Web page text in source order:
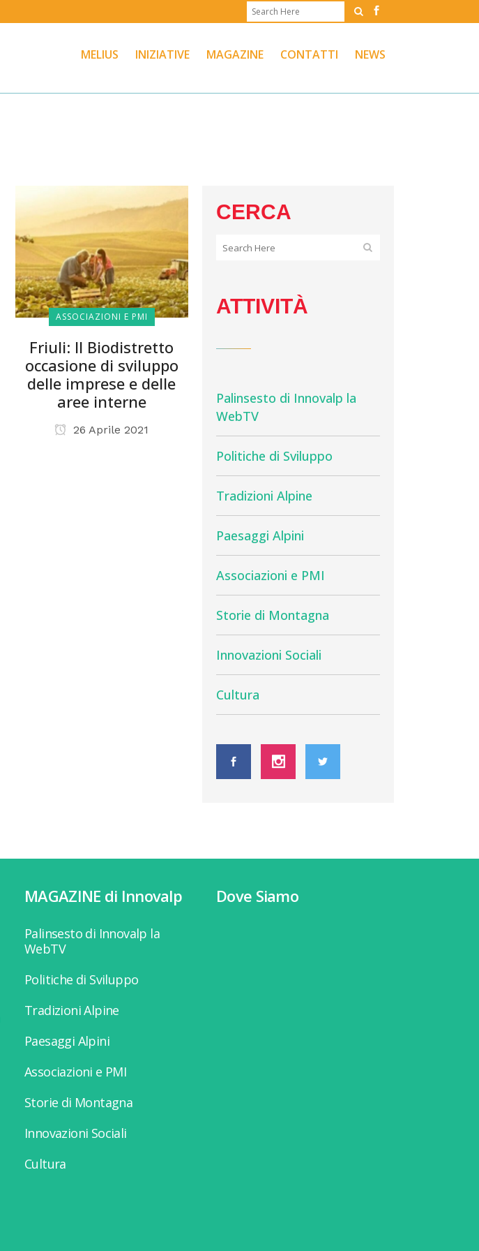
MELIUS INIZIATIVE MAGAZINE CONTATTI NEWS
ASSOCIAZIONI E PMI
Friuli: Il Biodistretto
occasione di sviluppo
delle imprese e delle
aree interne
26 Aprile 2021
CERCA
ATTIVITÀ
Palinsesto di Innovalp la
WebTV
Politiche di Sviluppo
Tradizioni Alpine
Paesaggi Alpini
Associazioni e PMI
Storie di Montagna
Innovazioni Sociali
Cultura
MAGAZINE di Innovalp
Palinsesto di Innovalp la
WebTV
Politiche di Sviluppo
Tradizioni Alpine
Paesaggi Alpini
Associazioni e PMI
Storie di Montagna
Innovazioni Sociali
Cultura
Dove Siamo